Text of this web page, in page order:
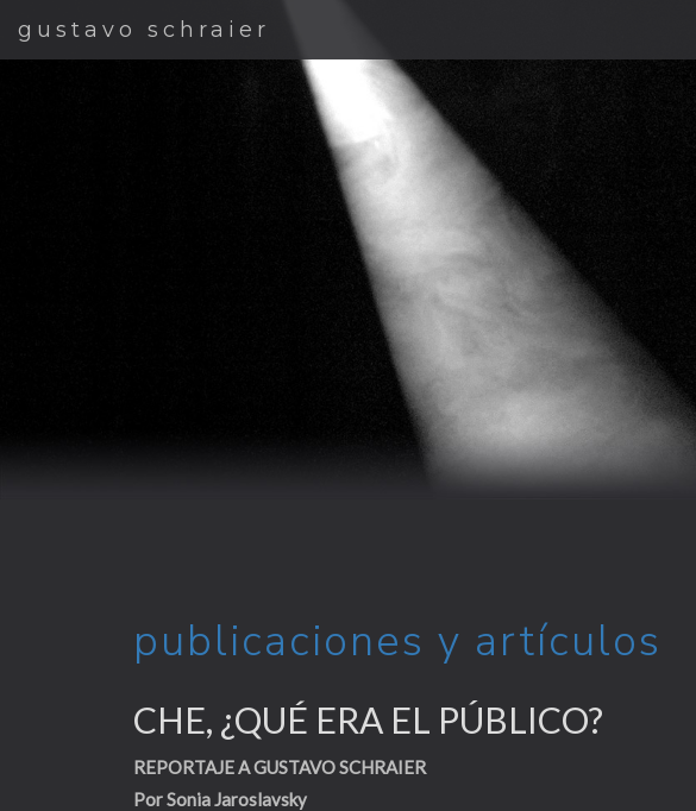
gustavo schraier
publicaciones y artículos
CHE, ¿QUÉ ERA EL PÚBLICO?
REPORTAJE A GUSTAVO SCHRAIER
Por Sonia Jaroslavsky